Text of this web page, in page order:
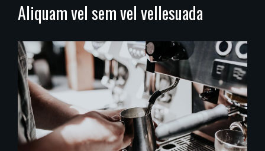
Aliquam vel sem vel vellesuada